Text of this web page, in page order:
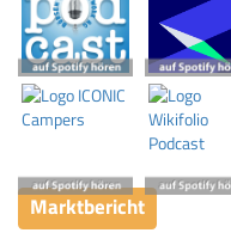
Marktbericht